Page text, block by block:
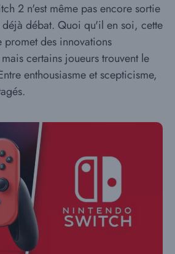
2 n'est même pas encore sortie
débat. Quoi qu'il en soi, cette
promet des innovations
certains joueurs trouvent le
enthousiasme et scepticisme,